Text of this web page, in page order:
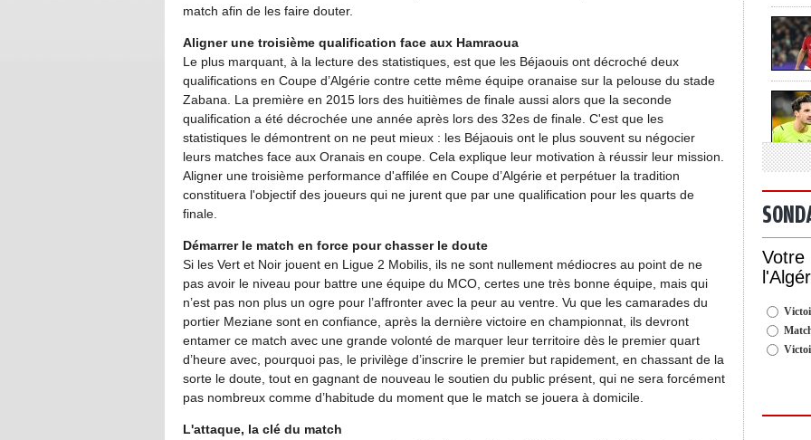
match afin de les faire douter.
Aligner une troisième qualification face aux Hamraoua
Le plus marquant, à la lecture des statistiques, est que les Béjaouis ont décroché deux
qualifications en Coupe d’Algérie contre cette même équipe oranaise sur la pelouse du stade
Zabana. La première en 2015 lors des huitièmes de finale aussi alors que la seconde
qualification a été décrochée une année après lors des 32es de finale. C'est que les
statistiques le démontrent on ne peut mieux : les Béjaouis ont le plus souvent su négocier
leurs matches face aux Oranais en coupe. Cela explique leur motivation à réussir leur mission.
Aligner une troisième performance d'affilée en Coupe d’Algérie et perpétuer la tradition
constituera l'objectif des joueurs qui ne jurent que par une qualification pour les quarts de
finale.
Démarrer le match en force pour chasser le doute
Si les Vert et Noir jouent en Ligue 2 Mobilis, ils ne sont nullement médiocres au point de ne
pas avoir le niveau pour battre une équipe du MCO, certes une très bonne équipe, mais qui
n’est pas non plus un ogre pour l’affronter avec la peur au ventre. Vu que les camarades du
portier Meziane sont en confiance, après la dernière victoire en championnat, ils devront
entamer ce match avec une grande volonté de marquer leur territoire dès le premier quart
d’heure avec, pourquoi pas, le privilège d’inscrire le premier but rapidement, en chassant de la
sorte le doute, tout en gagnant de nouveau le soutien du public présent, qui ne sera forcément
pas nombreux comme d’habitude du moment que le match se jouera à domicile.
L'attaque, la clé du match
Votre